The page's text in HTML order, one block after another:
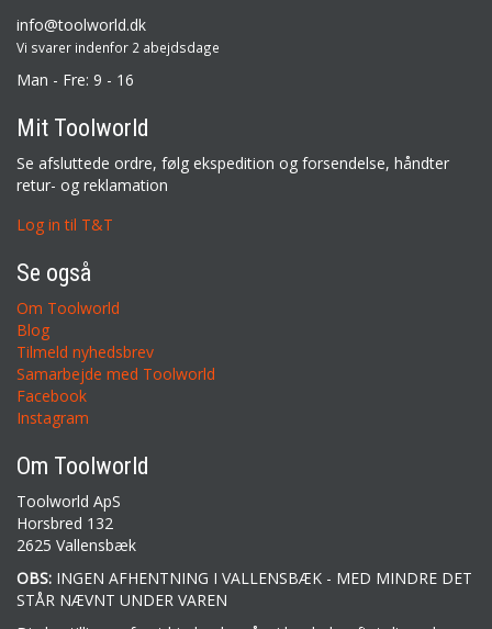
info@toolworld.dk
Vi svarer indenfor 2 abejdsdage
Man - Fre: 9 - 16
Mit Toolworld
Se afsluttede ordre, følg ekspedition og forsendelse, håndter
retur- og reklamation
Log in til T&T
Se også
Om Toolworld
Blog
Tilmeld nyhedsbrev
Samarbejde med Toolworld
Facebook
Instagram
Om Toolworld
Toolworld ApS
Horsbred 132
2625 Vallensbæk
OBS: INGEN AFHENTNING I VALLENSBÆK - MED MINDRE DET
STÅR NÆVNT UNDER VAREN